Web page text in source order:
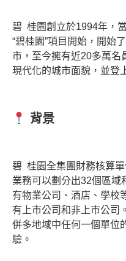
碧 桂園創立於1994年，
“碧桂園”項目開始，開始
市，至今擁有近20多萬名
現代化的城市面貌，並登
背景
碧 桂園全集團財務核算
業務可以劃分出32個區域
有物業公司、酒店、學校
有上市公司和非上市公司
併多地域中任何一個單位
驗。